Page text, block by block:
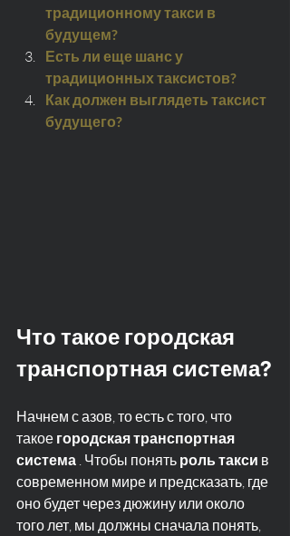
традиционному такси в
будущем?
Есть ли еще шанс у
традиционных таксистов?
Как должен выглядеть таксист
будущего?
Что такое городская
транспортная система?
Начнем с азов, то есть с того, что
такое городская транспортная
система . Чтобы понять роль такси в
современном мире и предсказать, где
оно будет через дюжину или около
того лет, мы должны сначала понять,